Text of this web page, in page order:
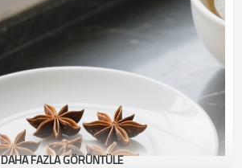
DAHA FAZLA GÖRÜNTÜLE